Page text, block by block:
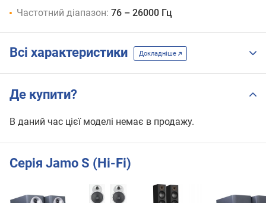
Частотний діапазон: 76 – 26000 Гц
Всі характеристики Докладніше
Де купити?
В даний час цієї моделі немає в продажу.
Серія Jamo S (Hi-Fi)